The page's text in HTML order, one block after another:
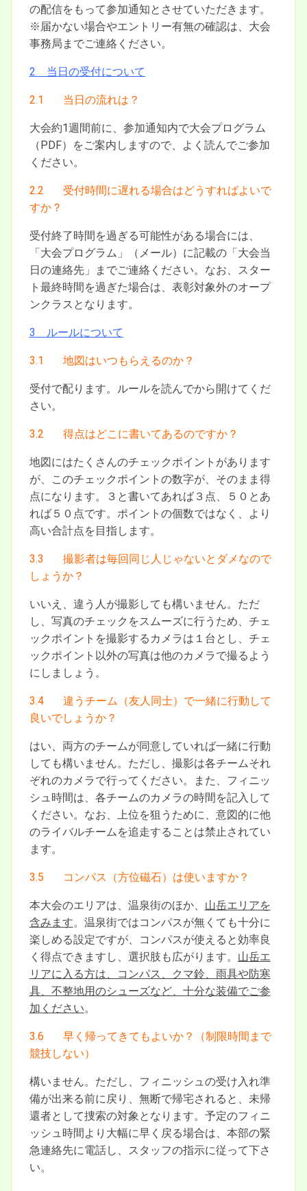
の配信をもって参加通知とさせていただきます。
※届かない場合やエントリー有無の確認は、大会
事務局までご連絡ください。
2 当日の受付について
2.1 当日の流れは？
大会約1週間前に、参加通知内で大会プログラム
（PDF）をご案内しますので、よく読んでご参加
ください。
2.2 受付時間に遅れる場合はどうすればよいで
すか？
受付終了時間を過ぎる可能性がある場合には、
「大会プログラム」（メール）に記載の「大会当
日の連絡先」までご連絡ください。なお、スター
ト最終時間を過ぎた場合は、表彰対象外のオープ
ンクラスとなります。
3 ルールについて
3.1 地図はいつもらえるのか？
受付で配ります。ルールを読んでから開けてくだ
さい。
3.2 得点はどこに書いてあるのですか？
地図にはたくさんのチェックポイントがあります
が、このチェックポイントの数字が、そのまま得
点になります。３と書いてあれば３点、５０とあ
れば５０点です。ポイントの個数ではなく、より
高い合計点を目指します。
3.3 撮影者は毎回同じ人じゃないとダメなので
しょうか？
いいえ、違う人が撮影しても構いません。ただ
し、写真のチェックをスムーズに行うため、チェ
ックポイントを撮影するカメラは１台とし、チェ
ックポイント以外の写真は他のカメラで撮るよう
にしましょう。
3.4 違うチーム（友人同士）で一緒に行動して
良いでしょうか？
はい、両方のチームが同意していれば一緒に行動
しても構いません。ただし、撮影は各チームそれ
ぞれのカメラで行ってください。また、フィニッ
シュ時間は、各チームのカメラの時間を記入して
ください。なお、上位を狙うために、意図的に他
のライバルチームを追走することは禁止されてい
ます。
3.5 コンパス（方位磁石）は使いますか？
本大会のエリアは、温泉街のほか、 山岳エリアを
含みます。温泉街ではコンパスが無くても十分に
楽しめる設定ですが、コンパスが使えると効率良
く得点できますし、選択肢も広がります。 山岳エ
リアに入る方は、コンパス、クマ鈴、雨具や防寒
具、不整地用のシューズなど、十分な装備でご参
加ください。
3.6 早く帰ってきてもよいか？（制限時間まで
競技しない）
構いません。ただし、フィニッシュの受け入れ準
備が出来る前に戻り、無断で帰宅されると、未帰
還者として捜索の対象となります。予定のフィニ
ッシュ時間より大幅に早く戻る場合は、本部の緊
急連絡先に電話し、スタッフの指示に従って下さ
い。